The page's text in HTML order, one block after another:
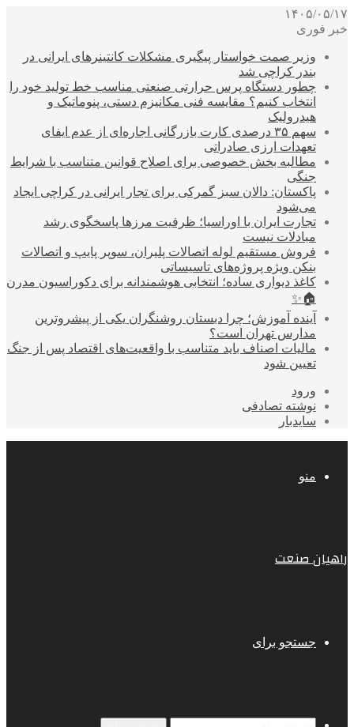
۱۴۰۵/۰۵/۱۷
خبر فوری
وزیر صمت خواستار پیگیری مشکلات کانتینرهای ایرانی در
بندر کراچی شد
چطور دستگاه پرس حرارتی صنعتی مناسب خط تولید خود را
انتخاب کنیم؟ مقایسه فنی مکانیزم دستی، پنوماتیک و
هیدرولیک
سهم ۳۵ درصدی کارت بازرگانی اجاره‌ای از عدم ایفای
تعهدات ارزی صادراتی
مطالبه بخش خصوصی برای اصلاح قوانین متناسب با شرایط
جنگی
پاکستان: دالان سبز گمرکی برای تجار ایرانی در کراچی ایجاد
می‌شود
تجارت ایران با اوراسیا؛ ظرفیت مرزها پاسخگوی رشد
مبادلات نیست
فروش مستقیم لوله اتصالات پلیران، سوپر پایپ و اتصالات
بنکن ویژه پروژه‌های تاسیساتی
کاغذ دیواری ساده؛ انتخابی هوشمندانه برای دکوراسیون مدرن
🏠✨
آینده آموزش؛ چرا دبستان روشنگران یکی از پیشروترین
مدارس تهران است؟
مالیات اصناف باید متناسب با واقعیت‌های اقتصاد پس از جنگ
تعیین شود
ورود
نوشته تصادفی
سایدبار
منو
راهیان صنعت
جستجو برای